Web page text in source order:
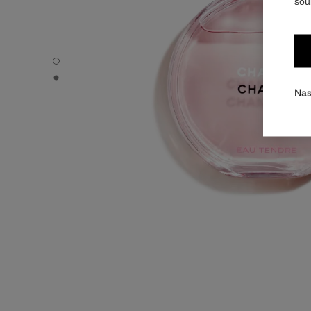
CHANCE EAU TENDRE - Výchozí zobrazení
CHANCE EAU TENDRE - Alternativní zobrazení 1